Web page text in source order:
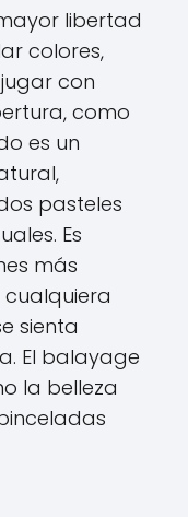
libertad
colores,
con
como
es un
pasteles
Es
más
sienta
El balayage
la belleza